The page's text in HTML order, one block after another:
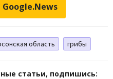
область грибы
статьи, подпишись: